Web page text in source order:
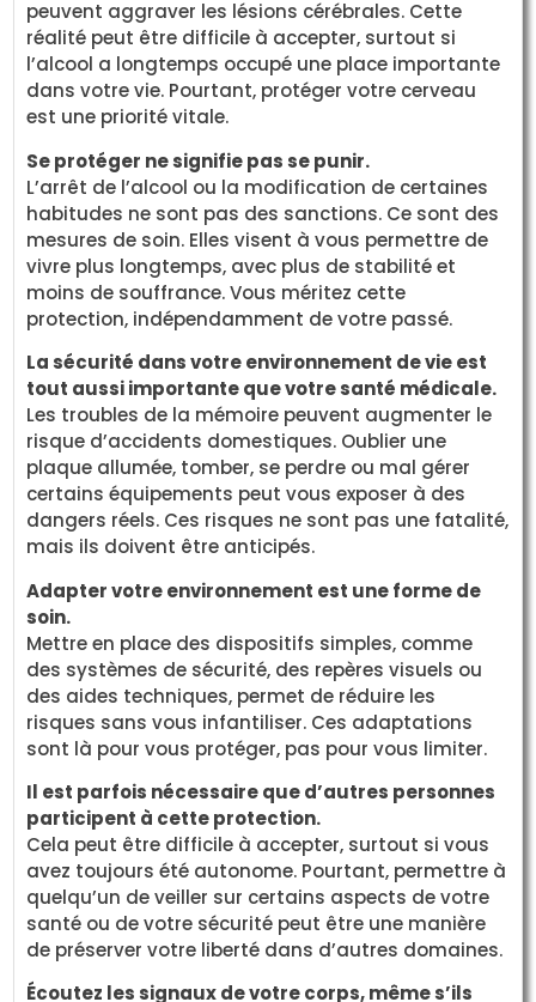
peuvent aggraver les lésions cérébrales. Cette
réalité peut être difficile à accepter, surtout si
l’alcool a longtemps occupé une place importante
dans votre vie. Pourtant, protéger votre cerveau
est une priorité vitale.
Se protéger ne signifie pas se punir.
L’arrêt de l’alcool ou la modification de certaines
habitudes ne sont pas des sanctions. Ce sont des
mesures de soin. Elles visent à vous permettre de
vivre plus longtemps, avec plus de stabilité et
moins de souffrance. Vous méritez cette
protection, indépendamment de votre passé.
La sécurité dans votre environnement de vie est
tout aussi importante que votre santé médicale.
Les troubles de la mémoire peuvent augmenter le
risque d’accidents domestiques. Oublier une
plaque allumée, tomber, se perdre ou mal gérer
certains équipements peut vous exposer à des
dangers réels. Ces risques ne sont pas une fatalité,
mais ils doivent être anticipés.
Adapter votre environnement est une forme de
soin.
Mettre en place des dispositifs simples, comme
des systèmes de sécurité, des repères visuels ou
des aides techniques, permet de réduire les
risques sans vous infantiliser. Ces adaptations
sont là pour vous protéger, pas pour vous limiter.
Il est parfois nécessaire que d’autres personnes
participent à cette protection.
Cela peut être difficile à accepter, surtout si vous
avez toujours été autonome. Pourtant, permettre à
quelqu’un de veiller sur certains aspects de votre
santé ou de votre sécurité peut être une manière
de préserver votre liberté dans d’autres domaines.
Écoutez les signaux de votre corps, même s’ils